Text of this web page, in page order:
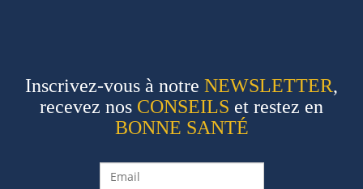
Inscrivez-vous à notre NEWSLETTER,
recevez nos CONSEILS et restez en
BONNE SANTÉ